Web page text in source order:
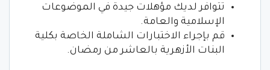
تتوافر لديك مؤهلات جيدة في الموضوعات
الإسلامية والعامة.
قم بإجراء الاختبارات الشاملة الخاصة بكلية
البنات الأزهرية بالعاشر من رمضان.